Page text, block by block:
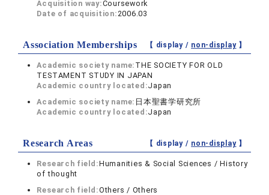
Acquisition way:Coursework
Date of acquisition:2006.03
Association Memberships 【 display / non-display】
Academic society name: THE SOCIETY FOR OLD
TESTAMENT STUDY IN JAPAN
Academic country located:Japan
Academic society name: 日本聖書学研究所
Academic country located:Japan
Research Areas 【 display / non-display】
Research field:Humanities & Social Sciences / History
of thought
Research field:Others / Others